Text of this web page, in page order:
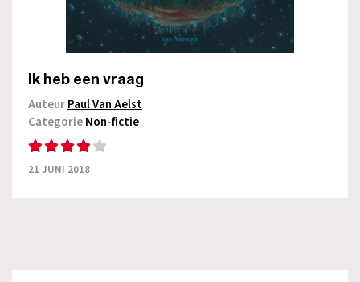
Ik heb een vraag
AuteurPaul Van Aelst
CategorieNon-fictie
21 JUNI 2018